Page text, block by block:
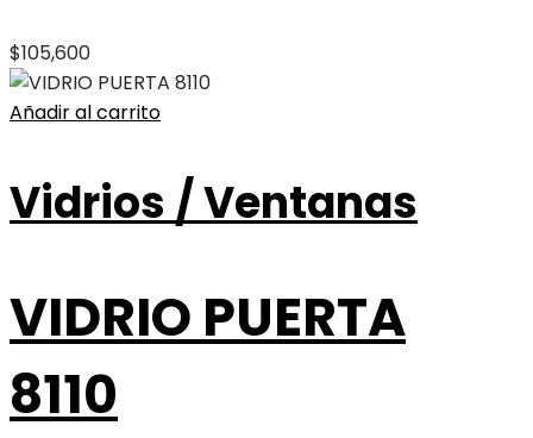
$105,600
Añadir al carrito
Vidrios / Ventanas
VIDRIO PUERTA
8110